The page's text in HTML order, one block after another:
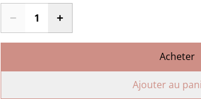
Acheter
Ajouter au